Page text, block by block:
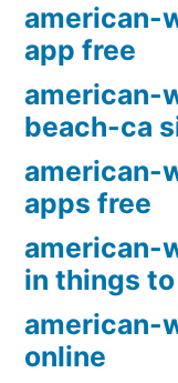
american-
app free
american-
beach-ca
american-
apps free
american-
in things
american-
online